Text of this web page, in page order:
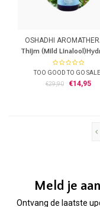
OSHADHI
Thijm (Mild
Bio SALES 1e helft 26
TOO GOOD TO GO
Thijm Hydrolaat Bio
€29,90 €14,95
Meld je
Ontvang de laatste